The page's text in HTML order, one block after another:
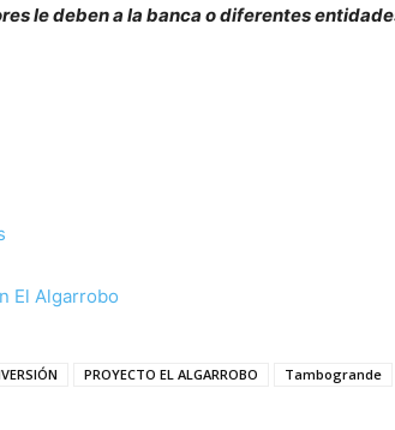
le deben a la banca o diferentes
El Algarrobo
PROYECTO EL ALGARROBO Tambogrande